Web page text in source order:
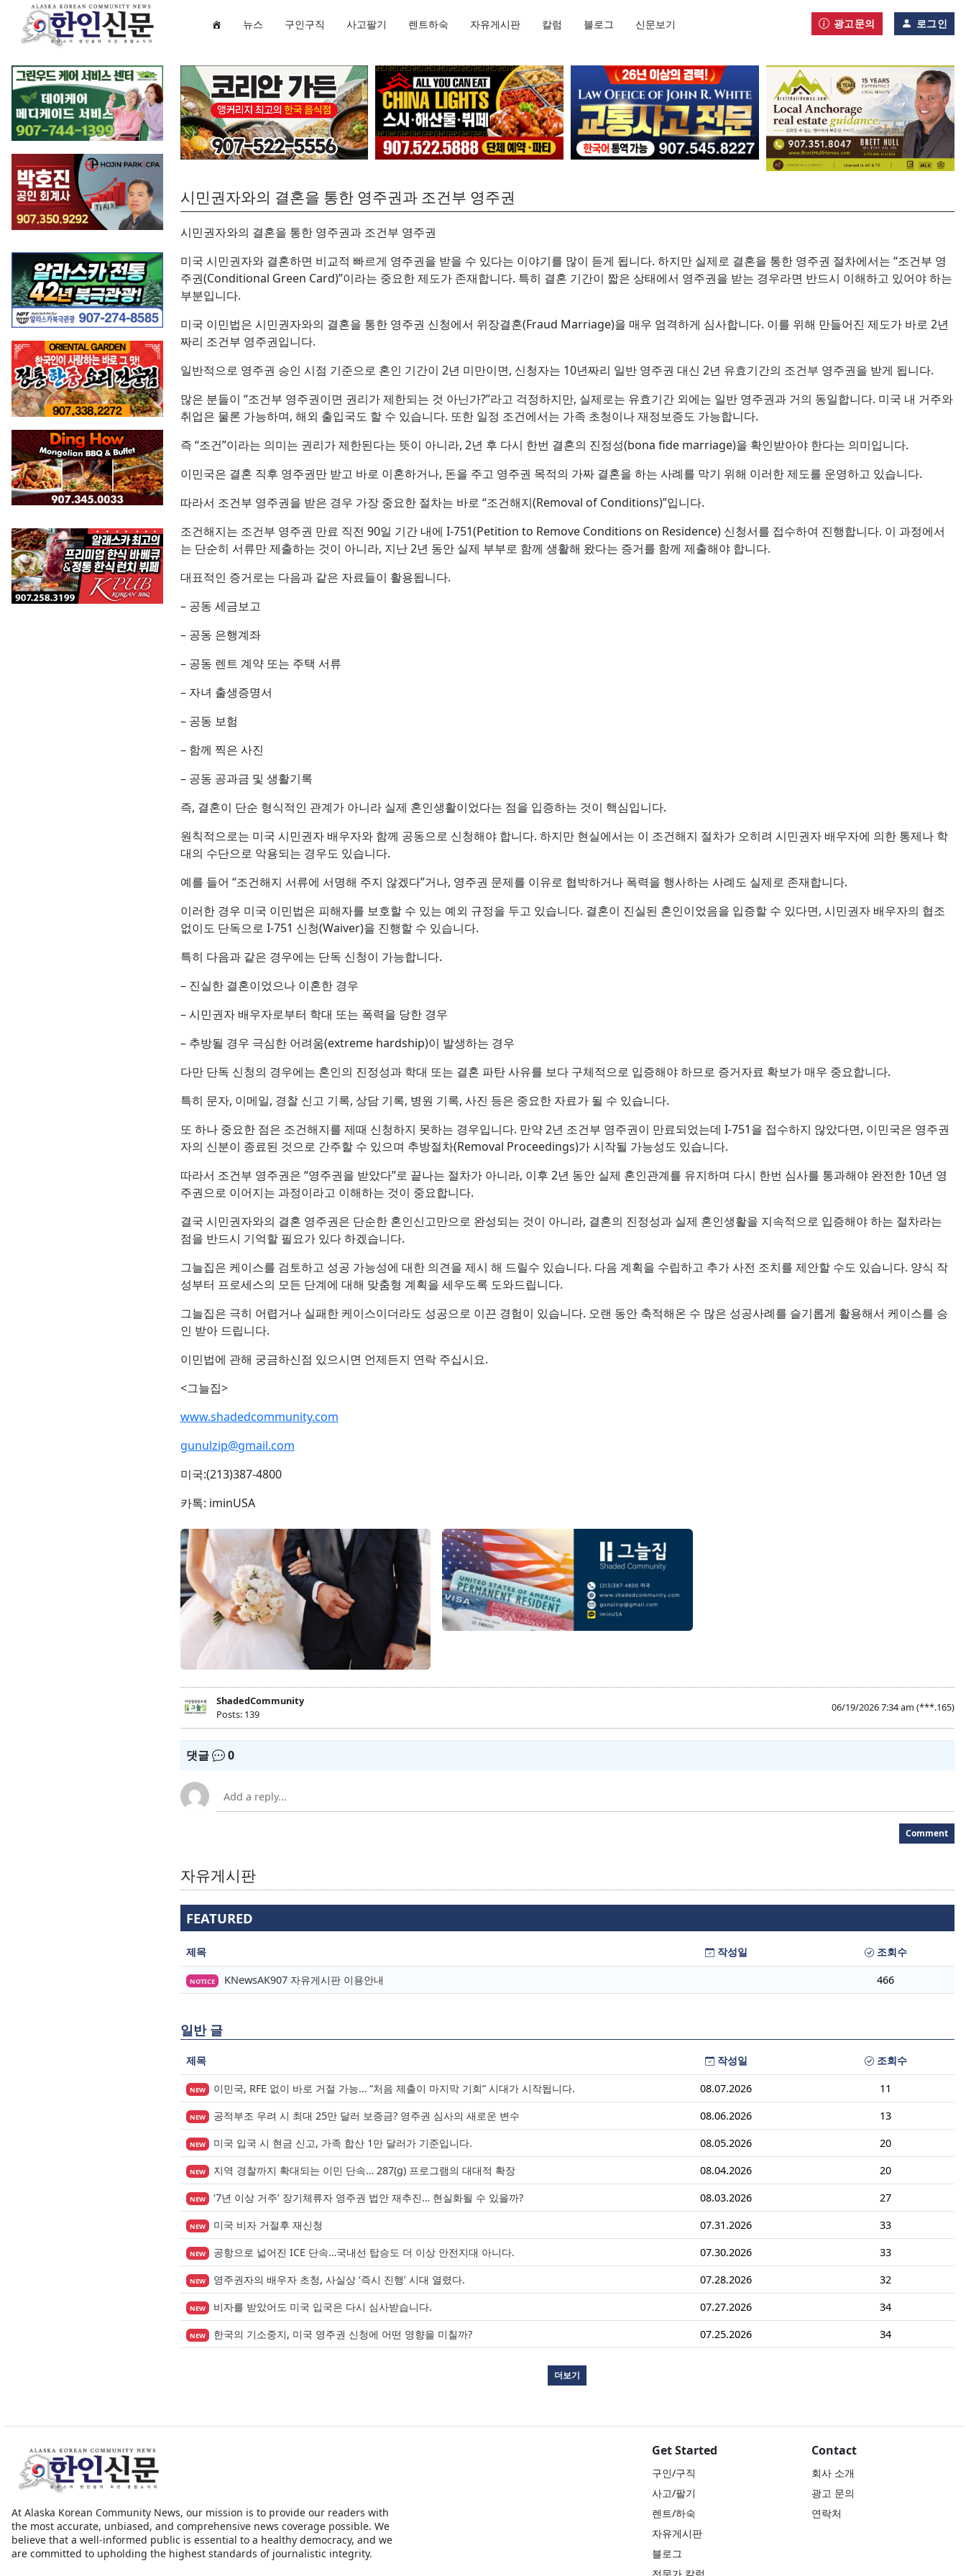
뉴스 구인구직 사고팔기 렌트하숙 자유게시판 칼럼 블로그 신문보기 광고문의 로그인
시민권자와의 결혼을 통한 영주권과 조건부 영주권
시민권자와의 결혼을 통한 영주권과 조건부 영주권
미국 시민권자와 결혼하면 비교적 빠르게 영주권을 받을 수 있다는 이야기를 많이 듣게 됩니다. 하지만 실제로 결혼을 통한 영주권 절차에서는 “조건부 영
주권(Conditional Green Card)”이라는 중요한 제도가 존재합니다. 특히 결혼 기간이 짧은 상태에서 영주권을 받는 경우라면 반드시 이해하고 있어야 하는
부분입니다.
미국 이민법은 시민권자와의 결혼을 통한 영주권 신청에서 위장결혼(Fraud Marriage)을 매우 엄격하게 심사합니다. 이를 위해 만들어진 제도가 바로 2년
짜리 조건부 영주권입니다.
일반적으로 영주권 승인 시점 기준으로 혼인 기간이 2년 미만이면, 신청자는 10년짜리 일반 영주권 대신 2년 유효기간의 조건부 영주권을 받게 됩니다.
많은 분들이 “조건부 영주권이면 권리가 제한되는 것 아닌가?”라고 걱정하지만, 실제로는 유효기간 외에는 일반 영주권과 거의 동일합니다. 미국 내 거주와
취업은 물론 가능하며, 해외 출입국도 할 수 있습니다. 또한 일정 조건에서는 가족 초청이나 재정보증도 가능합니다.
즉 “조건”이라는 의미는 권리가 제한된다는 뜻이 아니라, 2년 후 다시 한번 결혼의 진정성(bona fide marriage)을 확인받아야 한다는 의미입니다.
이민국은 결혼 직후 영주권만 받고 바로 이혼하거나, 돈을 주고 영주권 목적의 가짜 결혼을 하는 사례를 막기 위해 이러한 제도를 운영하고 있습니다.
따라서 조건부 영주권을 받은 경우 가장 중요한 절차는 바로 “조건해지(Removal of Conditions)”입니다.
조건해지는 조건부 영주권 만료 직전 90일 기간 내에 I-751(Petition to Remove Conditions on Residence) 신청서를 접수하여 진행합니다. 이 과정에서
는 단순히 서류만 제출하는 것이 아니라, 지난 2년 동안 실제 부부로 함께 생활해 왔다는 증거를 함께 제출해야 합니다.
대표적인 증거로는 다음과 같은 자료들이 활용됩니다.
– 공동 세금보고
– 공동 은행계좌
– 공동 렌트 계약 또는 주택 서류
– 자녀 출생증명서
– 공동 보험
– 함께 찍은 사진
– 공동 공과금 및 생활기록
즉, 결혼이 단순 형식적인 관계가 아니라 실제 혼인생활이었다는 점을 입증하는 것이 핵심입니다.
원칙적으로는 미국 시민권자 배우자와 함께 공동으로 신청해야 합니다. 하지만 현실에서는 이 조건해지 절차가 오히려 시민권자 배우자에 의한 통제나 학
대의 수단으로 악용되는 경우도 있습니다.
예를 들어 “조건해지 서류에 서명해 주지 않겠다”거나, 영주권 문제를 이유로 협박하거나 폭력을 행사하는 사례도 실제로 존재합니다.
이러한 경우 미국 이민법은 피해자를 보호할 수 있는 예외 규정을 두고 있습니다. 결혼이 진실된 혼인이었음을 입증할 수 있다면, 시민권자 배우자의 협조
없이도 단독으로 I-751 신청(Waiver)을 진행할 수 있습니다.
특히 다음과 같은 경우에는 단독 신청이 가능합니다.
– 진실한 결혼이었으나 이혼한 경우
– 시민권자 배우자로부터 학대 또는 폭력을 당한 경우
– 추방될 경우 극심한 어려움(extreme hardship)이 발생하는 경우
다만 단독 신청의 경우에는 혼인의 진정성과 학대 또는 결혼 파탄 사유를 보다 구체적으로 입증해야 하므로 증거자료 확보가 매우 중요합니다.
특히 문자, 이메일, 경찰 신고 기록, 상담 기록, 병원 기록, 사진 등은 중요한 자료가 될 수 있습니다.
또 하나 중요한 점은 조건해지를 제때 신청하지 못하는 경우입니다. 만약 2년 조건부 영주권이 만료되었는데 I-751을 접수하지 않았다면, 이민국은 영주권
자의 신분이 종료된 것으로 간주할 수 있으며 추방절차(Removal Proceedings)가 시작될 가능성도 있습니다.
따라서 조건부 영주권은 “영주권을 받았다”로 끝나는 절차가 아니라, 이후 2년 동안 실제 혼인관계를 유지하며 다시 한번 심사를 통과해야 완전한 10년 영
주권으로 이어지는 과정이라고 이해하는 것이 중요합니다.
결국 시민권자와의 결혼 영주권은 단순한 혼인신고만으로 완성되는 것이 아니라, 결혼의 진정성과 실제 혼인생활을 지속적으로 입증해야 하는 절차라는
점을 반드시 기억할 필요가 있다 하겠습니다.
그늘집은 케이스를 검토하고 성공 가능성에 대한 의견을 제시 해 드릴수 있습니다. 다음 계획을 수립하고 추가 사전 조치를 제안할 수도 있습니다. 양식 작
성부터 프로세스의 모든 단계에 대해 맞춤형 계획을 세우도록 도와드립니다.
그늘집은 극히 어렵거나 실패한 케이스이더라도 성공으로 이끈 경험이 있습니다. 오랜 동안 축적해온 수 많은 성공사례를 슬기롭게 활용해서 케이스를 승
인 받아 드립니다.
이민법에 관해 궁금하신점 있으시면 언제든지 연락 주십시요.
<그늘집>
www.shadedcommunity.com
gunulzip@gmail.com
미국:(213)387-4800
카톡: iminUSA
ShadedCommunity
Posts: 139
06/19/2026 7:34 am (***.165)
댓글 0
Comment
자유게시판
FEATURED
제목 작성일 조회수
NOTICE KNewsAK907 자유게시판 이용안내 466
일반 글
제목 작성일 조회수
NEW 이민국, RFE 없이 바로 거절 가능… “처음 제출이 마지막 기회” 시대가 시작됩니다. 08.07.2026 11
NEW 공적부조 우려 시 최대 25만 달러 보증금? 영주권 심사의 새로운 변수 08.06.2026 13
NEW 미국 입국 시 현금 신고, 가족 합산 1만 달러가 기준입니다. 08.05.2026 20
NEW 지역 경찰까지 확대되는 이민 단속… 287(g) 프로그램의 대대적 확장 08.04.2026 20
NEW ‘7년 이상 거주’ 장기체류자 영주권 법안 재추진… 현실화될 수 있을까? 08.03.2026 27
NEW 미국 비자 거절후 재신청 07.31.2026 33
NEW 공항으로 넓어진 ICE 단속…국내선 탑승도 더 이상 안전지대 아니다. 07.30.2026 33
NEW 영주권자의 배우자 초청, 사실상 ‘즉시 진행’ 시대 열렸다. 07.28.2026 32
NEW 비자를 받았어도 미국 입국은 다시 심사받습니다. 07.27.2026 34
NEW 한국의 기소중지, 미국 영주권 신청에 어떤 영향을 미칠까? 07.25.2026 34
더보기
At Alaska Korean Community News, our mission is to provide our readers with
the most accurate, unbiased, and comprehensive news coverage possible. We
believe that a well-informed public is essential to a healthy democracy, and we
are committed to upholding the highest standards of journalistic integrity.
Get Started
구인/구직
사고/팔기
렌트/하숙
자유게시판
블로그
전문가 칼럼
Contact
회사 소개
광고 문의
연락처